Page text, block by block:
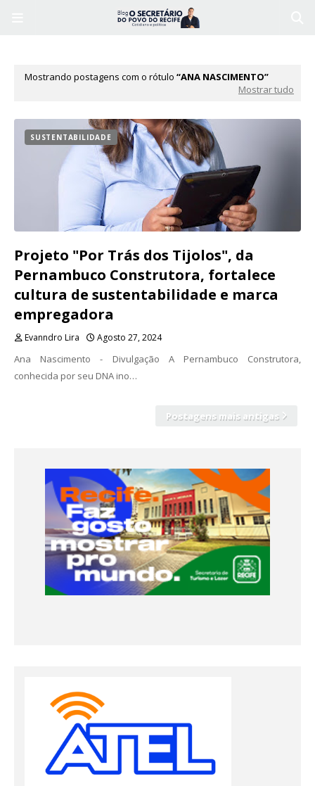
Mostrando postagens com o rótulo ANA NASCIMENTO
Mostrar tudo
SUSTENTABILIDADE
Projeto "Por Trás dos Tijolos", da
Pernambuco Construtora, fortalece
cultura de sustentabilidade e marca
empregadora
Evanndro Lira Agosto 27, 2024
Ana Nascimento - Divulgação A Pernambuco Construtora,
conhecida por seu DNA ino…
Postagens mais antigas